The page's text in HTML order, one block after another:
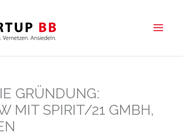
GRÜNDUNG:
MIT SPIRIT/21 GMBH,